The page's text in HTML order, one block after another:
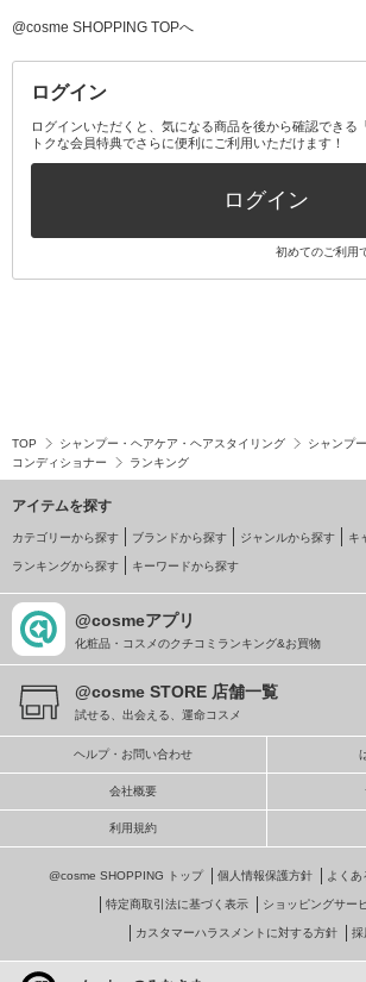
その他メイクアップ・ケアグッズ
マスク・ティッシュ
マウスウォッシュ・スプレー
その他オーラルケア
ベースメイクキット
ボディケアキット
その他キット・セット
その他全て
@cosme SHOPPING TOPへ
ログイン
ログインいただくと、気になる商品を後から確認できる
トクな会員特典でさらに便利にご利用いただけます！
ログイン
初めてのご利用
TOP シャンプー・ヘアケア・ヘアスタイリング
シャンプ
コンディショナー
ランキング
アイテムを探す
カテゴリーから探す ブランドから探す ジャンルから探す キ
ランキングから探す キーワードから探す
@cosmeアプリ
化粧品・コスメのクチコミランキング&お買物
@cosme STORE 店舗一覧
試せる、出会える、運命コスメ
ヘルプ・お問い合わせ
会社概要
利用規約
@cosme SHOPPING トップ 個人情報保護方針 よくあ
特定商取引法に基づく表示 ショッピングサー
カスタマーハラスメントに対する方針 採